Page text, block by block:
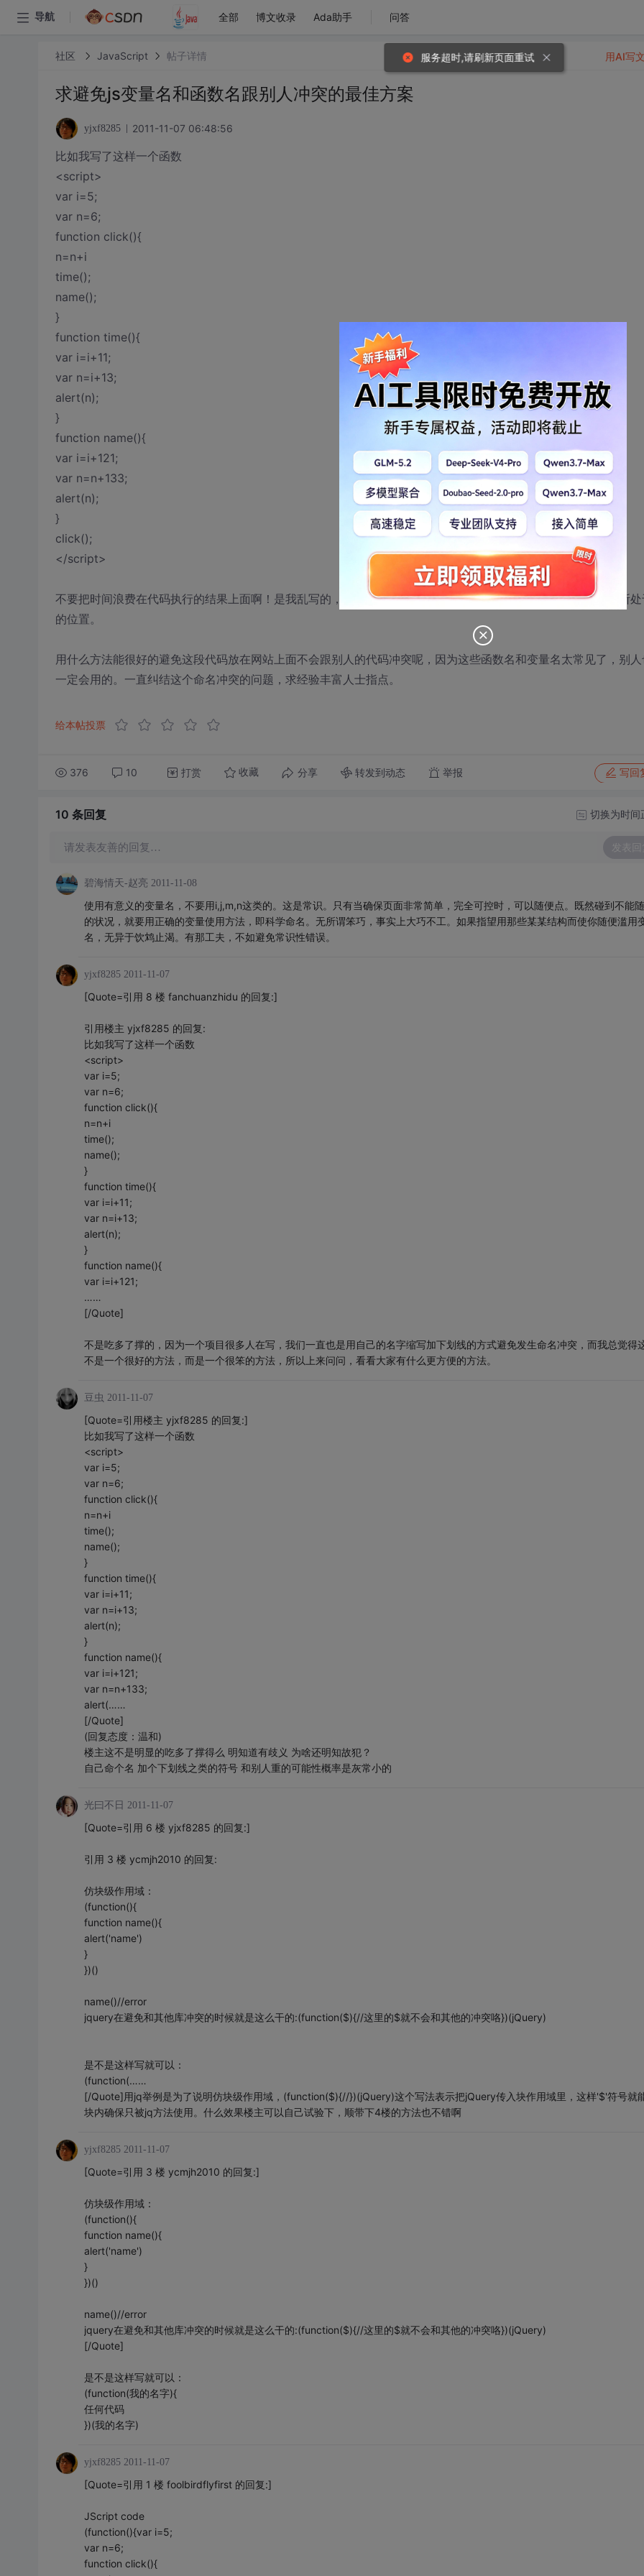
导航 全部 博文收录 Ada助手 问答
社区 JavaScript 帖子详情
求避免js变量名和函数名跟别人冲突的最佳方案
yjxf8285 2011-11-07 06:48:56
比如我写了这样一个函数
<script>
var i=5;
var n=6;
function click(){
n=n+i
time();
name();
}
function time(){
var i=i+11;
var n=i+13;
alert(n);
}
function name(){
var i=i+121;
var n=n+133;
alert(n);
}
click();
</script>
不要把时间浪费在代码执行的结果上面啊！是我乱写的，重点看格式。比如我的那些变量名和函数名，还有它们所处
的位置。
用什么方法能很好的避免这段代码放在网站上面不会跟别人的代码冲突呢，因为这些函数名和变量名太常见了，别人
一定会用的。一直纠结这个命名冲突的问题，求经验丰富人士指点。
给本帖投票
376 10 打赏 收藏 分享 转发到动态 举报 写回
用AI写
10 条回复 切换为时间
请发表友善的回复… 发表回
碧海情天-赵亮 2011-11-08
使用有意义的变量名，不要用i,j,m,n这类的。这是常识。只有当确保页面非常简单，完全可控时，可以随便点。既然碰到不能
的状况，就要用正确的变量使用方法，即科学命名。无所谓笨巧，事实上大巧不工。如果指望用那些某某结构而使你随便滥用
名，无异于饮鸩止渴。有那工夫，不如避免常识性错误。
yjxf8285 2011-11-07
[Quote=引用 8 楼 fanchuanzhidu 的回复:]
引用楼主 yjxf8285 的回复:
比如我写了这样一个函数
<script>
var i=5;
var n=6;
function click(){
n=n+i
time();
name();
}
function time(){
var i=i+11;
var n=i+13;
alert(n);
}
function name(){
var i=i+121;
……
[/Quote]
不是吃多了撑的，因为一个项目很多人在写，我们一直也是用自己的名字缩写加下划线的方式避免发生命名冲突，而我总觉得
不是一个很好的方法，而是一个很笨的方法，所以上来问问，看看大家有什么更方便的方法。
豆虫 2011-11-07
[Quote=引用楼主 yjxf8285 的回复:]
比如我写了这样一个函数
<script>
var i=5;
var n=6;
function click(){
n=n+i
time();
name();
}
function time(){
var i=i+11;
var n=i+13;
alert(n);
}
function name(){
var i=i+121;
var n=n+133;
alert(……
[/Quote]
(回复态度：温和)
楼主这不是明显的吃多了撑得么 明知道有歧义 为啥还明知故犯？
自己命个名 加个下划线之类的符号 和别人重的可能性概率是灰常小的
光曰不日 2011-11-07
[Quote=引用 6 楼 yjxf8285 的回复:]
引用 3 楼 ycmjh2010 的回复:
仿块级作用域：
(function(){
function name(){
alert('name')
}
})()
name()//error
jquery在避免和其他库冲突的时候就是这么干的:(function($){//这里的$就不会和其他的冲突咯})(jQuery)
是不是这样写就可以：
(function(……
[/Quote]用jq举例是为了说明仿块级作用域，(function($){//})(jQuery)这个写法表示把jQuery传入块作用域里，这样'$'符号就
块内确保只被jq方法使用。什么效果楼主可以自己试验下，顺带下4楼的方法也不错啊
yjxf8285 2011-11-07
[Quote=引用 3 楼 ycmjh2010 的回复:]
仿块级作用域：
(function(){
function name(){
alert('name')
}
})()
name()//error
jquery在避免和其他库冲突的时候就是这么干的:(function($){//这里的$就不会和其他的冲突咯})(jQuery)
[/Quote]
是不是这样写就可以：
(function(我的名字){
任何代码
})(我的名字)
yjxf8285 2011-11-07
[Quote=引用 1 楼 foolbirdflyfirst 的回复:]
JScript code
(function(){var i=5;
var n=6;
function click(){
服务超时,请刷新页面重试